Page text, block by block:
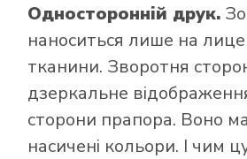
Односторонній друк.
наноситься лише на
тканини. Зворотня
дзеркальне
сторони прапора. Воно
насичені кольори. І чим